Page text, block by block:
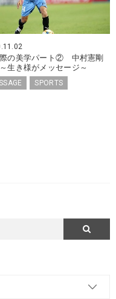
の美学パート② 中村憲剛
生き様がメッセージ～
SPORTS